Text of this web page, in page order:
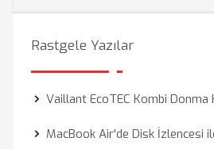
Rastgele Yazılar
Vaillant EcoTEC Kombi Donma
MacBook Air'de Disk İzlencesi